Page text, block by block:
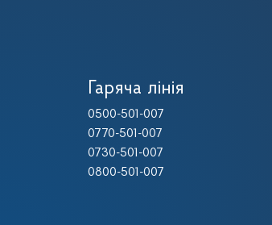
Гаряча лінія
0500-501-007
0770-501-007
0730-501-007
0800-501-007